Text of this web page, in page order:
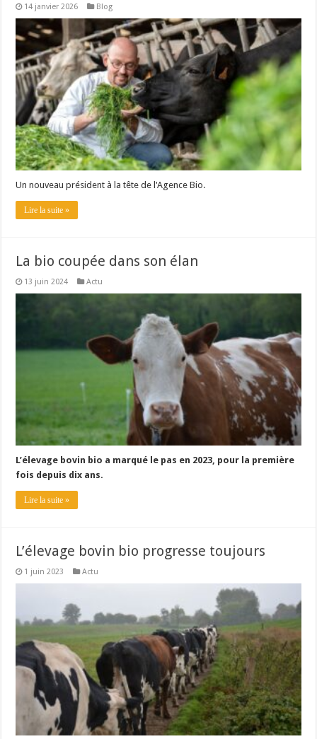
Les canicules freinent la collecte laitière
14 janvier 2026 Blog
Un nouveau président à la tête de l'Agence Bio.
Lire la suite »
La bio coupée dans son élan
13 juin 2024 Actu
L’élevage bovin bio a marqué le pas en 2023, pour la première
fois depuis dix ans.
Lire la suite »
L’élevage bovin bio progresse toujours
1 juin 2023 Actu